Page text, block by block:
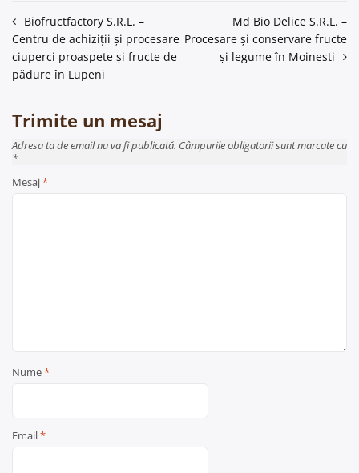
Navigare
în
articole
Biofructfactory S.R.L. –
Centru de achiziții și procesare
ciuperci proaspete și fructe de
pădure în Lupeni
Md Bio Delice S.R.L. –
Procesare și conservare fructe
și legume în Moinesti
Trimite un mesaj
Adresa ta de email nu va fi publicată. Câmpurile obligatorii sunt marcate cu
*
Mesaj*
Nume*
Email*